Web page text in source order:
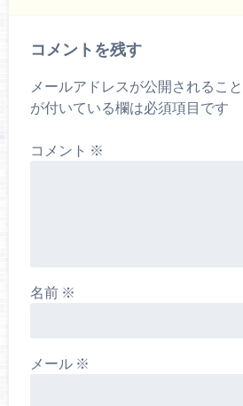
コメントを残す
メールアドレスが公開されるこ
が付いている欄は必須項目です
コメント ※
名前 ※
メール ※